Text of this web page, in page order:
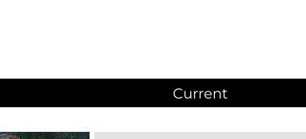
Current(active tab)